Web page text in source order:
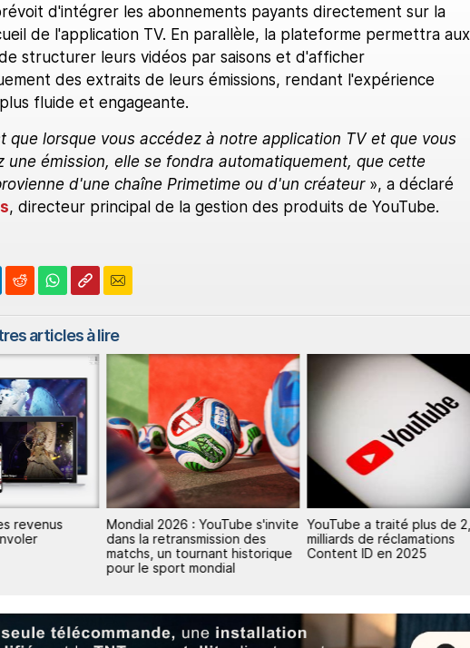
d'intégrer les abonnements payants directement sur la
de l'application TV. En parallèle, la plateforme permettra aux
structurer leurs vidéos par saisons et d'afficher
des extraits de leurs émissions, rendant l'expérience
fluide et engageante.
que lorsque vous accédez à notre application TV et que vous
une émission, elle se fondra automatiquement, que cette
d'une chaîne Primetime ou d'un créateur », a déclaré
, directeur principal de la gestion des produits de YouTube.
articles à lire
revenus
Mondial 2026 : YouTube s'invite
dans la retransmission des
matchs, un tournant historique
pour le sport mondial
YouTube a traité plus de
milliards de réclamations
Content ID en 2025